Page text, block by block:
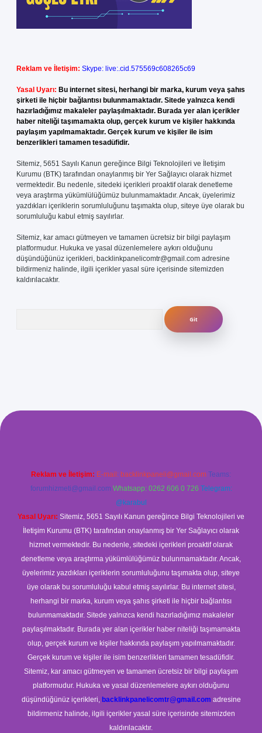
Reklam ve İletişim: Skype: live:.cid.575569c608265c69
Yasal Uyarı: Bu internet sitesi, herhangi bir marka, kurum veya şahıs
şirketi ile hiçbir bağlantısı bulunmamaktadır. Sitede yalnızca kendi
hazırladığımız makaleler paylaşılmaktadır. Burada yer alan içerikler
haber niteliği taşımamakta olup, gerçek kurum ve kişiler hakkında
paylaşım yapılmamaktadır. Gerçek kurum ve kişiler ile isim
benzerlikleri tamamen tesadüfidir.
Sitemiz, 5651 Sayılı Kanun gereğince Bilgi Teknolojileri ve İletişim
Kurumu (BTK) tarafından onaylanmış bir Yer Sağlayıcı olarak hizmet
vermektedir. Bu nedenle, sitedeki içerikleri proaktif olarak denetleme
veya araştırma yükümlülüğümüz bulunmamaktadır. Ancak, üyelerimiz
yazdıkları içeriklerin sorumluluğunu taşımakta olup, siteye üye olarak bu
sorumluluğu kabul etmiş sayılırlar.
Sitemiz, kar amacı gütmeyen ve tamamen ücretsiz bir bilgi paylaşım
platformudur. Hukuka ve yasal düzenlemelere aykırı olduğunu
düşündüğünüz içerikleri, backlinkpanelicomtr@gmail.com adresine
bildirmeniz halinde, ilgili içerikler yasal süre içerisinde sitemizden
kaldırılacaktır.
Reklam ve İletişim: E-mail: backlinkpaneli@gmail.com Teams:
forumhizmeti@gmail.com Whatsapp: 0262 606 0 726 Telegram:
@karabul
Yasal Uyarı: Sitemiz, 5651 Sayılı Kanun gereğince Bilgi Teknolojileri ve
İletişim Kurumu (BTK) tarafından onaylanmış bir Yer Sağlayıcı olarak
hizmet vermektedir. Bu nedenle, sitedeki içerikleri proaktif olarak
denetleme veya araştırma yükümlülüğümüz bulunmamaktadır. Ancak,
üyelerimiz yazdıkları içeriklerin sorumluluğunu taşımakta olup, siteye
üye olarak bu sorumluluğu kabul etmiş sayılırlar. Bu internet sitesi,
herhangi bir marka, kurum veya şahıs şirketi ile hiçbir bağlantısı
bulunmamaktadır. Sitede yalnızca kendi hazırladığımız makaleler
paylaşılmaktadır. Burada yer alan içerikler haber niteliği taşımamakta
olup, gerçek kurum ve kişiler hakkında paylaşım yapılmamaktadır.
Gerçek kurum ve kişiler ile isim benzerlikleri tamamen tesadüfidir.
Sitemiz, kar amacı gütmeyen ve tamamen ücretsiz bir bilgi paylaşım
platformudur. Hukuka ve yasal düzenlemelere aykırı olduğunu
düşündüğünüz içerikleri, backlinkpanelicomtr@gmail.com adresine
bildirmeniz halinde, ilgili içerikler yasal süre içerisinde sitemizden
kaldırılacaktır.